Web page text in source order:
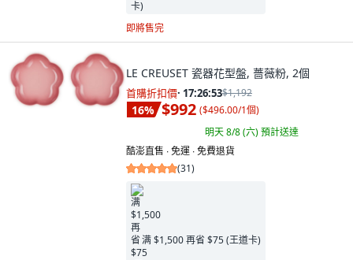
即將售完
LE CREUSET 瓷器花型盤, 薔薇粉, 2個
首購折扣價· 17:26:52$1,192
16% $992 ($496.00/1個)
明天 8/8 (六)預計送達
酷澎直售 ∙ 免運 ∙ 免費退貨
(31)
满 $1,500 再省 $75 (王道卡)